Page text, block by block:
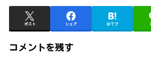
ポスト シェア はてブ
コメントを残す